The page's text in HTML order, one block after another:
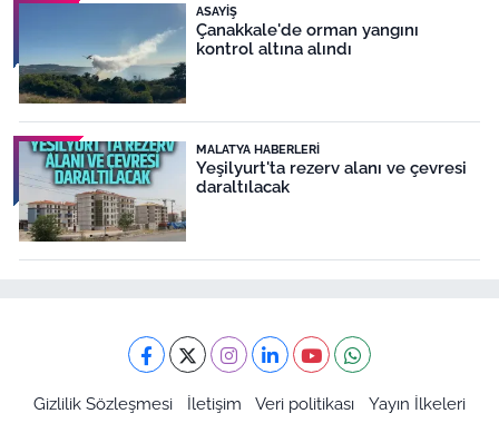
ASAYIŞ
Çanakkale'de orman yangını
kontrol altına alındı
MALATYA HABERLERI
Yeşilyurt'ta rezerv alanı ve çevresi
daraltılacak
Gizlilik Sözleşmesi İletişim Veri politikası Yayın İlkeleri